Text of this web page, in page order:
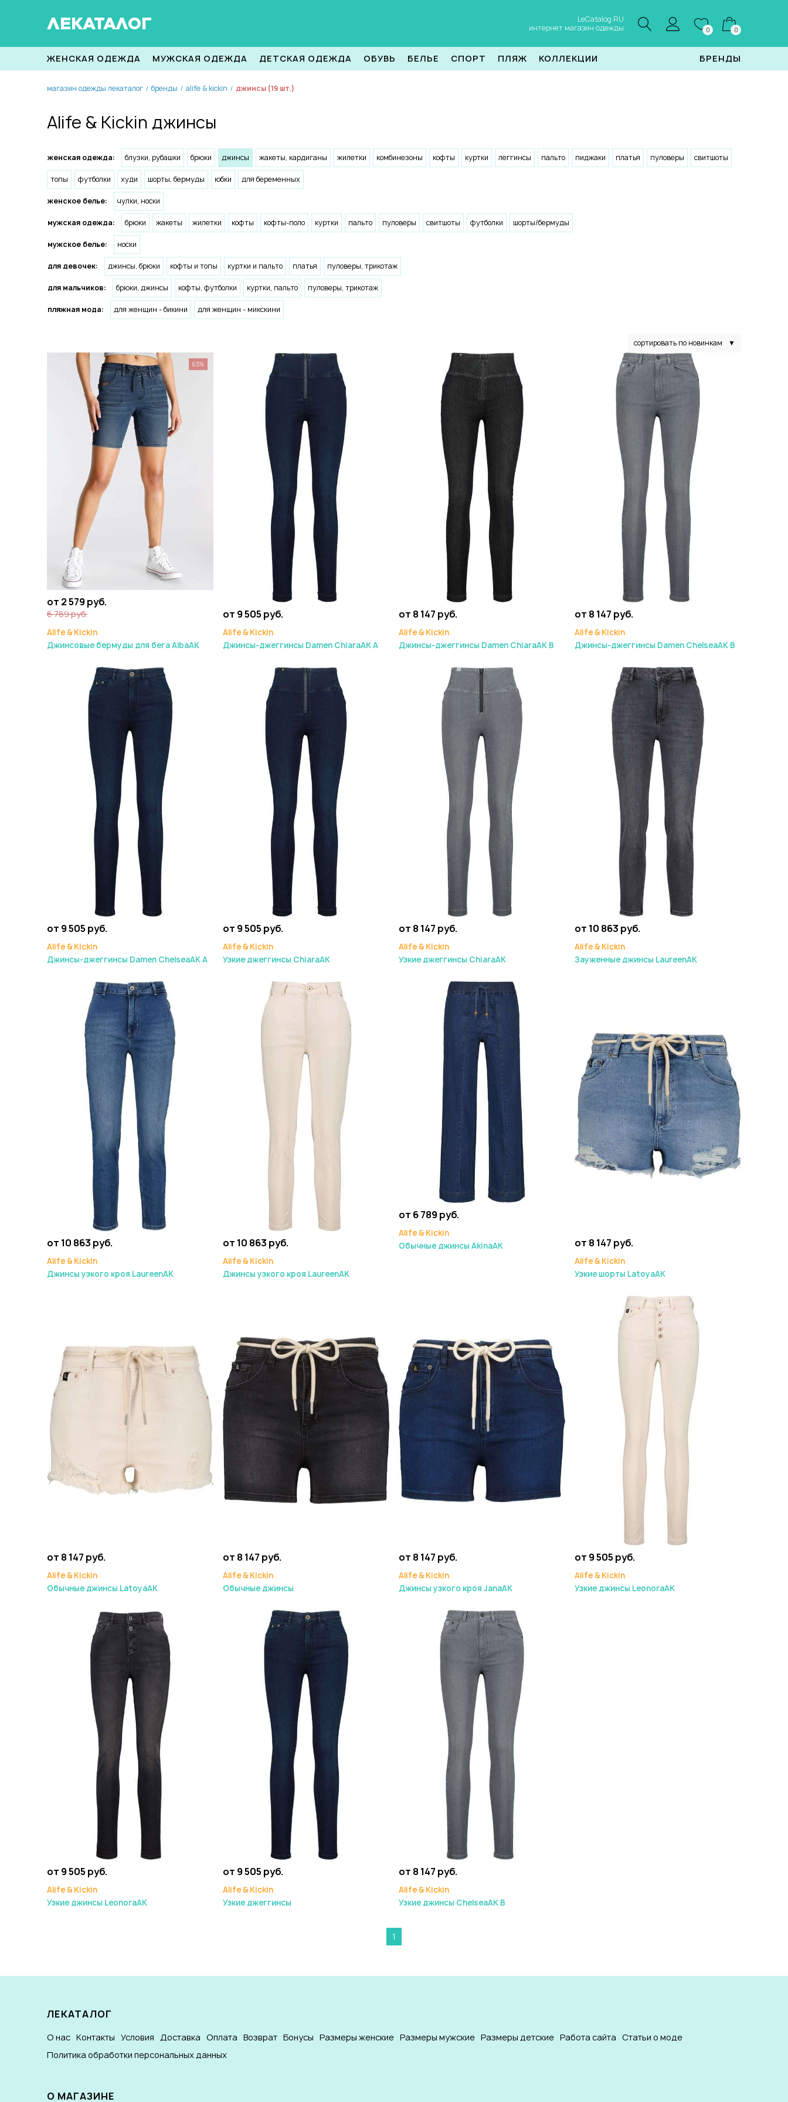
ЛЕКАТАЛОГ
LeCatalog.RU
интернет магазин одежды
0 0
ЖЕНСКАЯ ОДЕЖДА МУЖСКАЯ ОДЕЖДА ДЕТСКАЯ ОДЕЖДА ОБУВЬ БЕЛЬЕ СПОРТ ПЛЯЖ КОЛЛЕКЦИИ БРЕНДЫ
магазин одежды лекаталог / бренды / alife & kickin / джинсы (19 шт.)
Alife & Kickin джинсы
женская одежда: блузки, рубашки брюки джинсы жакеты, кардиганы жилетки комбинезоны кофты куртки леггинсы пальто пиджаки платья пуловеры свитшоты
топы футболки худи шорты, бермуды юбки для беременных
женское белье: чулки, носки
мужская одежда: брюки жакеты жилетки кофты кофты-поло куртки пальто пуловеры свитшоты футболки шорты/бермуды
мужское белье: носки
для девочек: джинсы, брюки кофты и топы куртки и пальто платья пуловеры, трикотаж
для мальчиков: брюки, джинсы кофты, футболки куртки, пальто пуловеры, трикотаж
пляжная мода: для женщин - бикини для женщин - микскини
сортировать по новинкам ▼
от 2 579 руб.
6 789 руб.
Alife & Kickin
Джинсовые бермуды для бега AlbaAK
63%
от 9 505 руб.
Alife & Kickin
Джинсы-джеггинсы Damen ChiaraAK A
от 8 147 руб.
Alife & Kickin
Джинсы-джеггинсы Damen ChiaraAK B
от 8 147 руб.
Alife & Kickin
Джинсы-джеггинсы Damen ChelseaAK B
от 9 505 руб.
Alife & Kickin
Джинсы-джеггинсы Damen ChelseaAK A
от 9 505 руб.
Alife & Kickin
Узкие джеггинсы ChiaraAK
от 8 147 руб.
Alife & Kickin
Узкие джеггинсы ChiaraAK
от 10 863 руб.
Alife & Kickin
Зауженные джинсы LaureenAK
от 10 863 руб.
Alife & Kickin
Джинсы узкого кроя LaureenAK
от 10 863 руб.
Alife & Kickin
Джинсы узкого кроя LaureenAK
от 6 789 руб.
Alife & Kickin
Обычные джинсы AkinaAK
от 8 147 руб.
Alife & Kickin
Узкие шорты LatoyaAK
от 8 147 руб.
Alife & Kickin
Обычные джинсы LatoyaAK
от 8 147 руб.
Alife & Kickin
Обычные джинсы
от 8 147 руб.
Alife & Kickin
Джинсы узкого кроя JanaAK
от 9 505 руб.
Alife & Kickin
Узкие джинсы LeonoraAK
от 9 505 руб.
Alife & Kickin
Узкие джинсы LeonoraAK
от 9 505 руб.
Alife & Kickin
Узкие джеггинсы
от 8 147 руб.
Alife & Kickin
Узкие джинсы ChelseaAK B
1
ЛЕКАТАЛОГ
О нас Контакты Условия Доставка Оплата Возврат Бонусы Размеры женские Размеры мужские Размеры детские Работа сайта Статьи о моде
Политика обработки персональных данных
О МАГАЗИНЕ